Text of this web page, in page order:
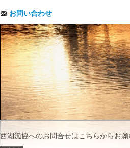
お問い合わせ
西湖漁協へのお問合せはこちらからお願